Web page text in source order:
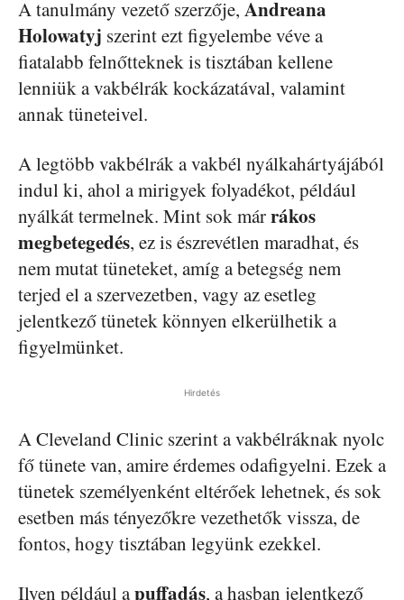
A tanulmány vezető szerzője, Andreana
Holowatyj szerint ezt figyelembe véve a
fiatalabb felnőtteknek is tisztában kellene
lenniük a vakbélrák kockázatával, valamint
annak tüneteivel.
A legtöbb vakbélrák a vakbél nyálkahártyájából
indul ki, ahol a mirigyek folyadékot, például
nyálkát termelnek. Mint sok márrákos
megbetegedés, ez is észrevétlen maradhat, és
nem mutat tüneteket, amíg a betegség nem
terjed el a szervezetben, vagy az esetleg
jelentkező tünetek könnyen elkerülhetik a
figyelmünket.
Hirdetés
A Cleveland Clinic szerint a vakbélráknak nyolc
fő tünete van, amire érdemes odafigyelni. Ezek a
tünetek személyenként eltérőek lehetnek, és sok
esetben más tényezőkre vezethetők vissza, de
fontos, hogy tisztában legyünk ezekkel.
Ilyen például apuffadás, a hasban jelentkező